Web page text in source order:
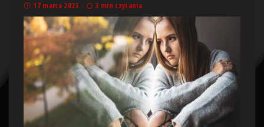
17 marca 2023 3 min czytania